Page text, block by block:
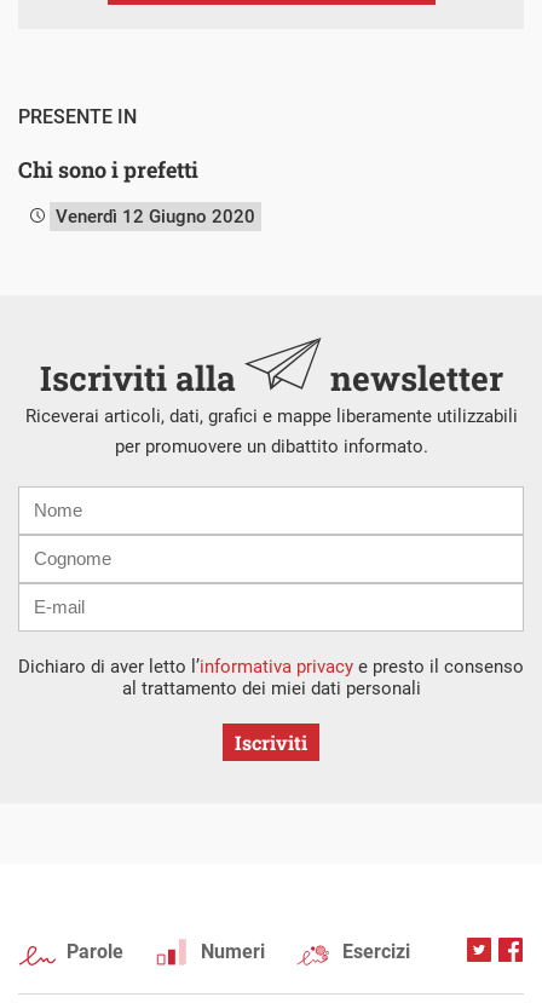
PRESENTE IN
Chi sono i prefetti
Venerdì 12 Giugno 2020
Iscriviti alla newsletter
Riceverai articoli, dati, grafici e mappe liberamente utilizzabili
per promuovere un dibattito informato.
mail
Dichiaro di aver letto l’informativa privacy e presto il consenso
al trattamento dei miei dati personali
Iscriviti
Parole Numeri Esercizi